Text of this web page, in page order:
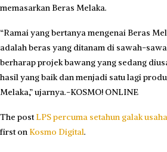
memasarkan Beras Melaka.
“Ramai yang bertanya mengenai Beras
adalah beras yang ditanam di sawah-
berharap projek bawang yang sedang
hasil yang baik dan menjadi satu lagi
Melaka,” ujarnya.-KOSMO! ONLINE
The postLPS percuma setahun galak
first on Kosmo Digital.